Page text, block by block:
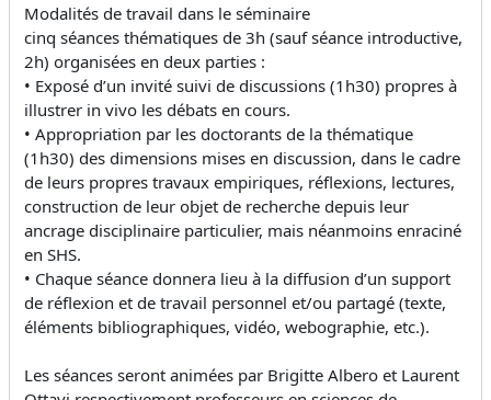
Modalités de travail dans le séminaire
cinq séances thématiques de 3h (sauf séance introductive,
2h) organisées en deux parties :
• Exposé d’un invité suivi de discussions (1h30) propres à
illustrer in vivo les débats en cours.
• Appropriation par les doctorants de la thématique
(1h30) des dimensions mises en discussion, dans le cadre
de leurs propres travaux empiriques, réflexions, lectures,
construction de leur objet de recherche depuis leur
ancrage disciplinaire particulier, mais néanmoins enraciné
en SHS.
• Chaque séance donnera lieu à la diffusion d’un support
de réflexion et de travail personnel et/ou partagé (texte,
éléments bibliographiques, vidéo, webographie, etc.).
Les séances seront animées par Brigitte Albero et Laurent